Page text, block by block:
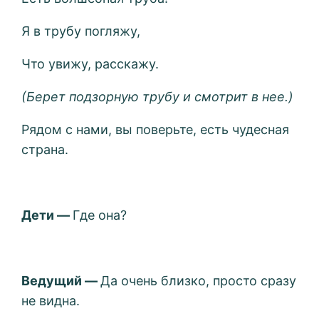
Я в трубу погляжу,
Что увижу, расскажу.
(Берет подзорную трубу и смотрит в нее.)
Рядом с нами, вы поверьте, есть чудесная
страна.
Дети — Где она?
Ведущий —Да очень близко, просто сразу
не видна.